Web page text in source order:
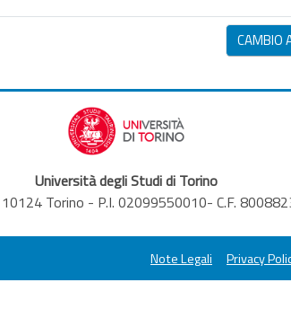
CAMBIO
Università degli Studi di Torino
10124 Torino - P.I. 02099550010- C.F.
Note Legali Privacy